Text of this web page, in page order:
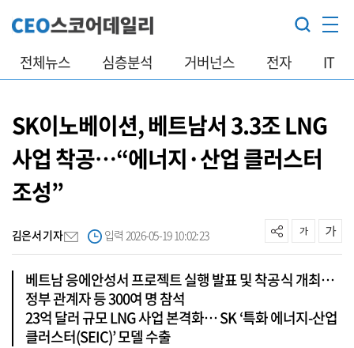
전체뉴스 심층분석 거버넌스 전자 IT
SK이노베이션, 베트남서 3.3조 LNG
사업 착공…“에너지·산업 클러스터
조성”
김은서 기자 입력 2026-05-19 10:02:23
베트남 응에안성서 프로젝트 실행 발표 및 착공식 개최…
정부 관계자 등 300여 명 참석
23억 달러 규모 LNG 사업 본격화… SK ‘특화 에너지-산업
클러스터(SEIC)’ 모델 수출